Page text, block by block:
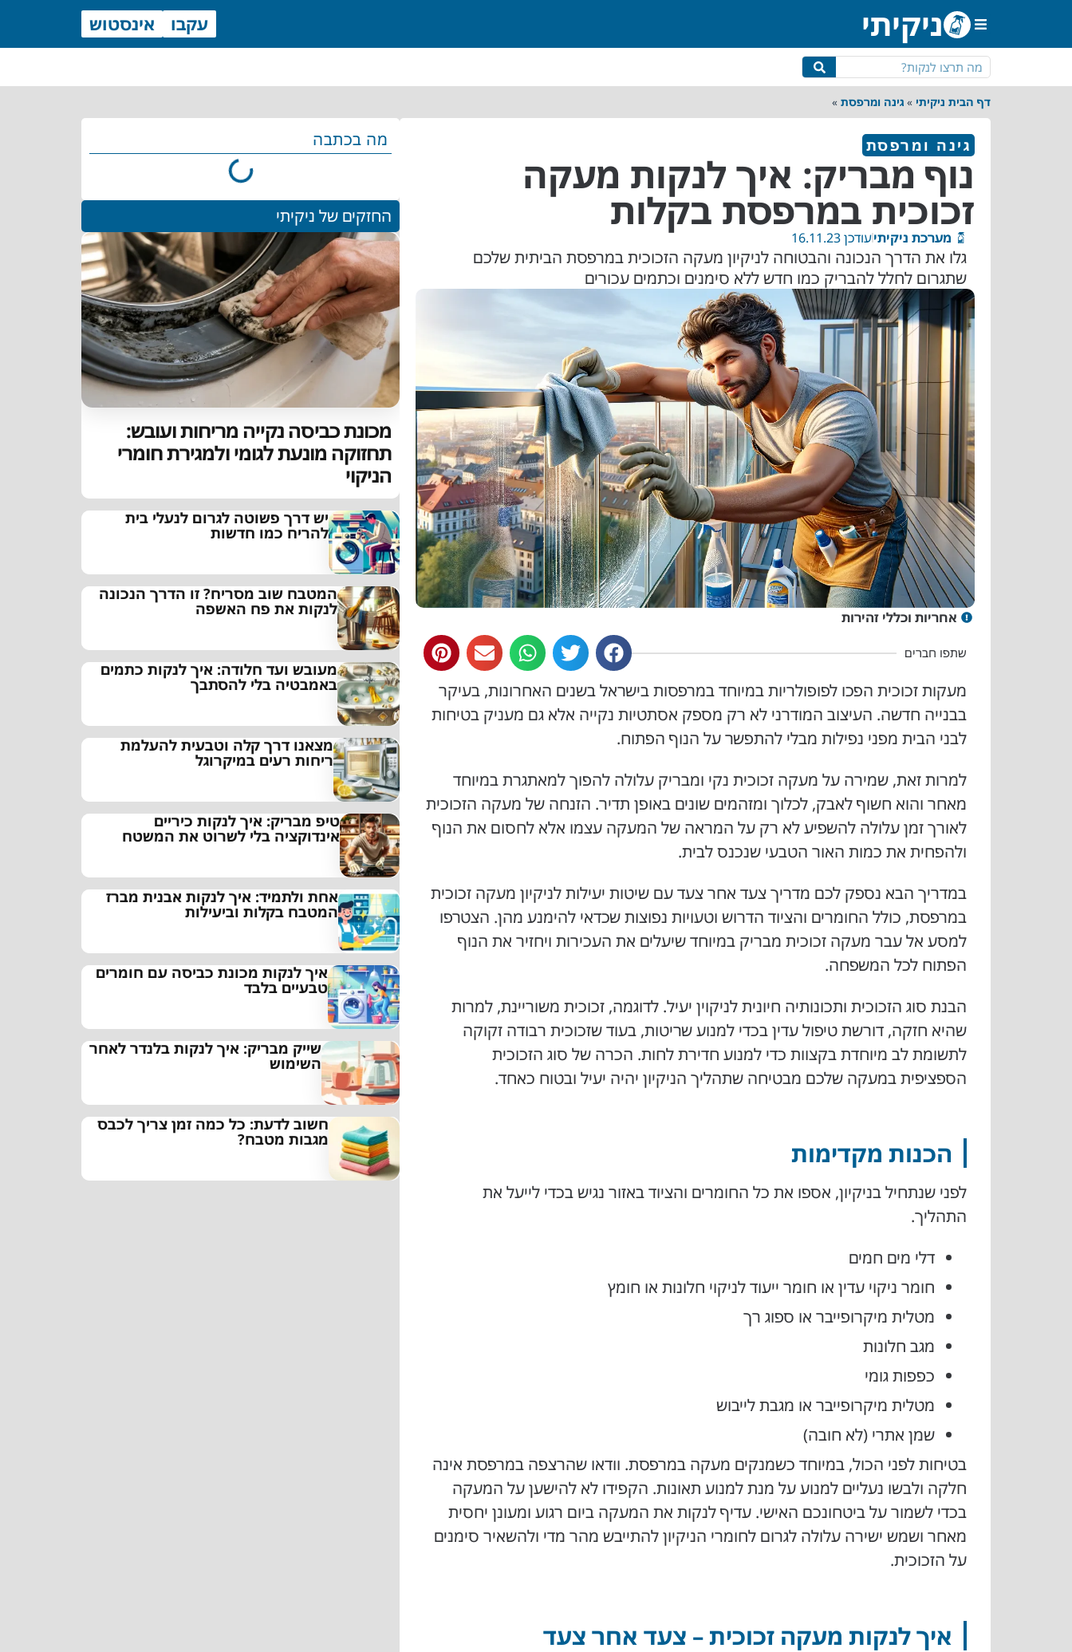
ניקיתי עקבו אינסטוש
דף הבית ניקיתי » גינה ומרפסת »
גינה ומרפסת
נוף מבריק: איך לנקות מעקה
זכוכית במרפסת בקלות
מערכת ניקיתיעודכן 16.11.23
גלו את הדרך הנכונה והבטוחה לניקיון מעקה הזכוכית במרפסת הביתית שלכם
שתגרום לחלל להבריק כמו חדש ללא סימנים וכתמים עכורים
אחריות וכללי זהירות
שתפו חברים
מעקות זכוכית הפכו לפופולריות במיוחד במרפסות בישראל בשנים האחרונות, בעיקר
בבנייה חדשה. העיצוב המודרני לא רק מספק אסתטיות נקייה אלא גם מעניק בטיחות
לבני הבית מפני נפילות מבלי להתפשר על הנוף הפתוח.
למרות זאת, שמירה על מעקה זכוכית נקי ומבריק עלולה להפוך למאתגרת במיוחד
מאחר והוא חשוף לאבק, לכלוך ומזהמים שונים באופן תדיר. הזנחה של מעקה הזכוכית
לאורך זמן עלולה להשפיע לא רק על המראה של המעקה עצמו אלא לחסום את הנוף
ולהפחית את כמות האור הטבעי שנכנס לבית.
במדריך הבא נספק לכם מדריך צעד אחר צעד עם שיטות יעילות לניקיון מעקה זכוכית
במרפסת, כולל החומרים והציוד הדרוש וטעויות נפוצות שכדאי להימנע מהן. הצטרפו
למסע אל עבר מעקה זכוכית מבריק במיוחד שיעלים את העכירות ויחזיר את הנוף
הפתוח לכל המשפחה.
הבנת סוג הזכוכית ותכונותיה חיונית לניקוין יעיל. לדוגמה, זכוכית משוריינת, למרות
שהיא חזקה, דורשת טיפול עדין בכדי למנוע שריטות, בעוד שזכוכית רבודה זקוקה
לתשומת לב מיוחדת בקצוות כדי למנוע חדירת לחות. הכרה של סוג הזכוכית
הספציפית במעקה שלכם מבטיחה שתהליך הניקיון יהיה יעיל ובטוח כאחד.
הכנות מקדימות
לפני שנתחיל בניקיון, אספו את כל החומרים והציוד באזור נגיש בכדי לייעל את
התהליך.
דלי מים חמים
חומר ניקוי עדין או חומר ייעוד לניקוי חלונות או חומץ
מטלית מיקרופייבר או ספוג רך
מגב חלונות
כפפות גומי
מטלית מיקרופייבר או מגבת לייבוש
שמן אתרי (לא חובה)
בטיחות לפני הכול, במיוחד כשמנקים מעקה במרפסת. וודאו שהרצפה במרפסת אינה
חלקה ולבשו נעליים למנוע על מנת למנוע תאונות. הקפידו לא להישען על המעקה
בכדי לשמור על ביטחונכם האישי. עדיף לנקות את המעקה ביום רגוע ומעונן יחסית
מאחר ושמש ישירה עלולה לגרום לחומרי הניקיון להתייבש מהר מדי ולהשאיר סימנים
על הזכוכית.
איך לנקות מעקה זכוכית – צעד אחר צעד
מה בכתבה
החזקים של ניקיתי
מכונת כביסה נקייה מריחות ועובש:
תחזוקה מונעת לגומי ולמגירת חומרי
הניקוי
יש דרך פשוטה לגרום לנעלי בית
להריח כמו חדשות
המטבח שוב מסריח? זו הדרך הנכונה
לנקות את פח האשפה
מעובש ועד חלודה: איך לנקות כתמים
באמבטיה בלי להסתבך
מצאנו דרך קלה וטבעית להעלמת
ריחות רעים במיקרוגל
טיפ מבריק: איך לנקות כיריים
אינדוקציה בלי לשרוט את המשטח
אחת ולתמיד: איך לנקות אבנית מברז
המטבח בקלות וביעילות
איך לנקות מכונת כביסה עם חומרים
טבעיים בלבד
שייק מבריק: איך לנקות בלנדר לאחר
השימוש
חשוב לדעת: כל כמה זמן צריך לכבס
מגבות מטבח?